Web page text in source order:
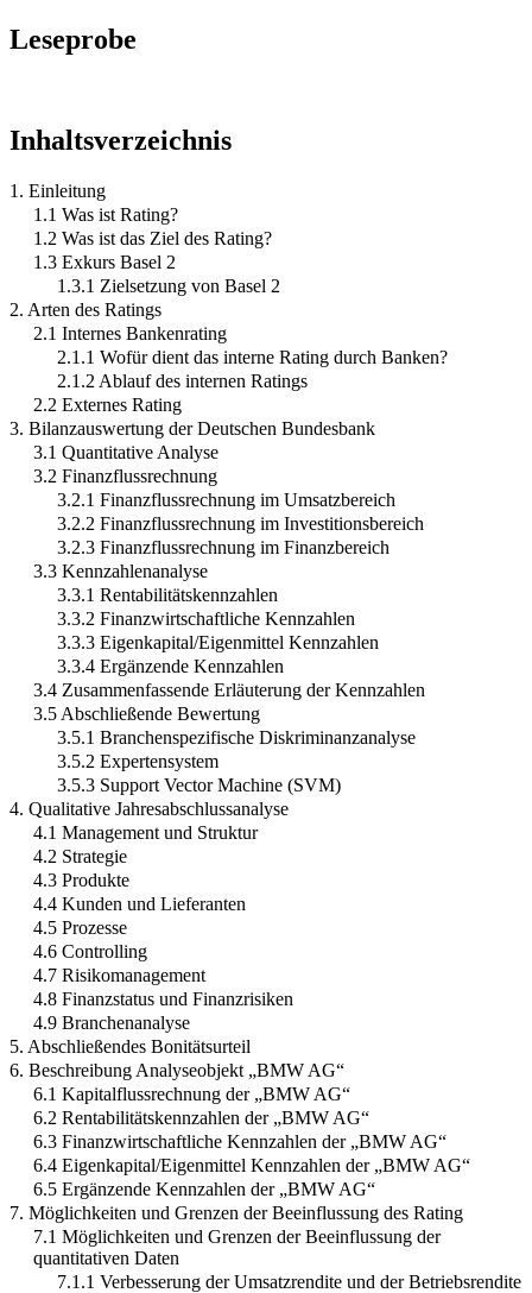
Leseprobe
Inhaltsverzeichnis
1. Einleitung
1.1 Was ist Rating?
1.2 Was ist das Ziel des Rating?
1.3 Exkurs Basel 2
1.3.1 Zielsetzung von Basel 2
2. Arten des Ratings
2.1 Internes Bankenrating
2.1.1 Wofür dient das interne Rating durch Banken?
2.1.2 Ablauf des internen Ratings
2.2 Externes Rating
3. Bilanzauswertung der Deutschen Bundesbank
3.1 Quantitative Analyse
3.2 Finanzflussrechnung
3.2.1 Finanzflussrechnung im Umsatzbereich
3.2.2 Finanzflussrechnung im Investitionsbereich
3.2.3 Finanzflussrechnung im Finanzbereich
3.3 Kennzahlenanalyse
3.3.1 Rentabilitätskennzahlen
3.3.2 Finanzwirtschaftliche Kennzahlen
3.3.3 Eigenkapital/Eigenmittel Kennzahlen
3.3.4 Ergänzende Kennzahlen
3.4 Zusammenfassende Erläuterung der Kennzahlen
3.5 Abschließende Bewertung
3.5.1 Branchenspezifische Diskriminanzanalyse
3.5.2 Expertensystem
3.5.3 Support Vector Machine (SVM)
4. Qualitative Jahresabschlussanalyse
4.1 Management und Struktur
4.2 Strategie
4.3 Produkte
4.4 Kunden und Lieferanten
4.5 Prozesse
4.6 Controlling
4.7 Risikomanagement
4.8 Finanzstatus und Finanzrisiken
4.9 Branchenanalyse
5. Abschließendes Bonitätsurteil
6. Beschreibung Analyseobjekt „BMW AG“
6.1 Kapitalflussrechnung der „BMW AG“
6.2 Rentabilitätskennzahlen der „BMW AG“
6.3 Finanzwirtschaftliche Kennzahlen der „BMW AG“
6.4 Eigenkapital/Eigenmittel Kennzahlen der „BMW AG“
6.5 Ergänzende Kennzahlen der „BMW AG“
7. Möglichkeiten und Grenzen der Beeinflussung des Rating
7.1 Möglichkeiten und Grenzen der Beeinflussung der
quantitativen Daten
7.1.1 Verbesserung der Umsatzrendite und der Betriebsrendite